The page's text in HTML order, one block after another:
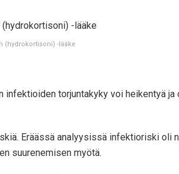
(hydrokortisoni) -lääke
torjuntakyky voi heikentyä
Eräässä analyysissä infektioriski oli
suurenemisen myötä.